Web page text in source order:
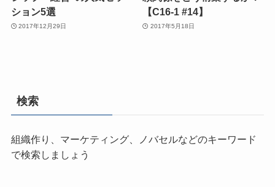
ション5選
2017年12月29日
【C16-1 #14】
2017年5月18日
検索
組織作り、マーケティング、ノバセルなどのキーワード
で検索しましょう